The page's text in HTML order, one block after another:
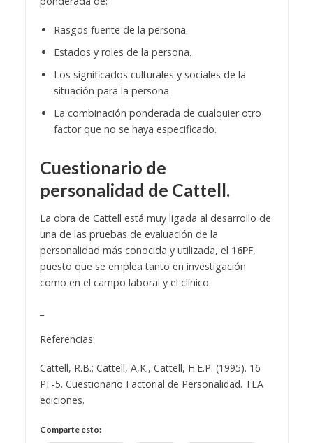
Rasgos fuente de la persona.
Estados y roles de la persona.
Los significados culturales y sociales de la
situación para la persona.
La combinación ponderada de cualquier otro
factor que no se haya especificado.
Cuestionario de
personalidad de Cattell.
La obra de Cattell está muy ligada al desarrollo de
una de las pruebas de evaluación de la
personalidad más conocida y utilizada, el 16PF,
puesto que se emplea tanto en investigación
como en el campo laboral y el clínico.
Referencias:
Cattell, R.B.; Cattell, A,K., Cattell, H.E.P. (1995). 16
PF-5. Cuestionario Factorial de Personalidad. TEA
ediciones.
Comparte esto: